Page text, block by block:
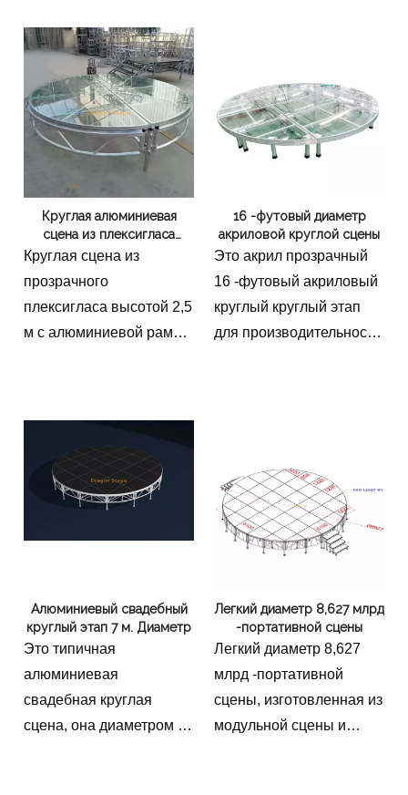
прочная регулируемая
сценическая система
(диапазон высоты от 0,4
до 0,6 м) идеально
подходит для свадеб,
концертов и показов
мод. Легко собирать и
транспортировать.
Круглая алюминиевая
сцена из плексигласа
диаметром 2,5 м
верх, высота 0,6 м)
Круглая сцена из
прозрачного
плексигласа высотой 2,5
м с алюминиевой рамой
выступлений.
16 -футовый диаметр
акриловой круглой сцены
Это акрил прозрачный
16 -футовый акриловый
круглый круглый этап
для производительности
Алюминиевый свадебный
круглый этап 7 м. Диаметр
Это типичная
алюминиевая
свадебная круглая
сцена, она диаметром 7
Легкий диаметр 8,627 млрд
-портативной сцены
Легкий диаметр 8,627
млрд -портативной
сцены, изготовленная из
модульной сцены и